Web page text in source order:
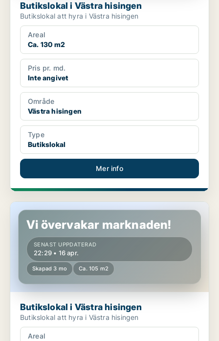
Butikslokal i Västra hisingen
Butikslokal att hyra i Västra hisingen
Areal
Ca. 130 m2
Pris pr. md.
Inte angivet
Område
Västra hisingen
Type
Butikslokal
Mer info
Butikslokal i Västra hisingen
Vi övervakar marknaden!
SENAST UPPDATERAD
22:29 • 16 apr.
Skapad 3 mo Ca. 105 m2
Butikslokal i Västra hisingen
Butikslokal att hyra i Västra hisingen
Areal